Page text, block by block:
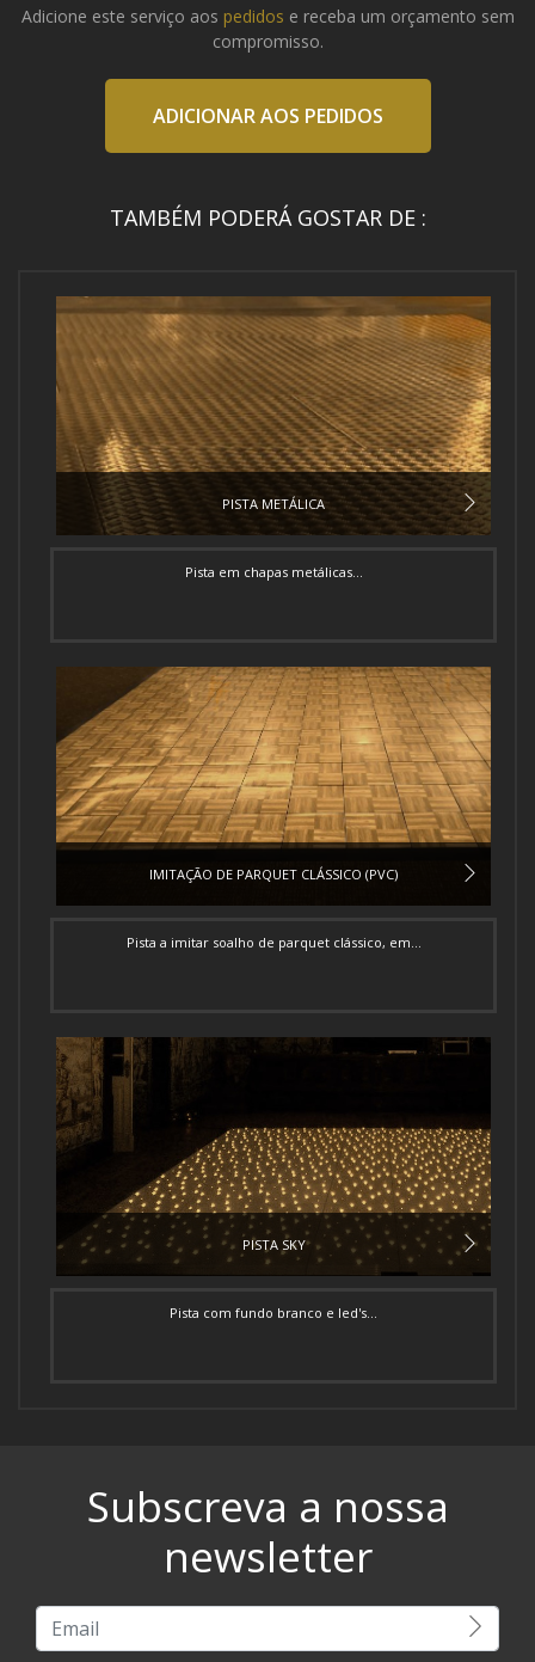
Adicione este serviço aos pedidos e receba um orçamento sem
compromisso.
ADICIONAR AOS PEDIDOS
TAMBÉM PODERÁ GOSTAR DE :
PISTA METÁLICA
Pista em chapas metálicas...
IMITAÇÃO DE PARQUET CLÁSSICO (PVC)
Pista a imitar soalho de parquet clássico, em...
PISTA SKY
Pista com fundo branco e led's...
Subscreva a nossa
newsletter